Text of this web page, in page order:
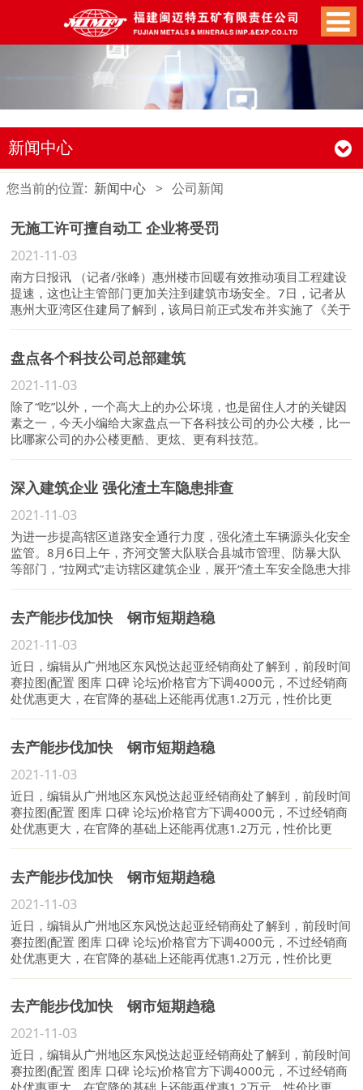
新闻中心
您当前的位置: 新闻中心 > 公司新闻
无施工许可擅自动工 企业将受罚
2021-11-03
南方日报讯 （记者/张峰）惠州楼市回暖有效推动项目工程建设
提速，这也让主管部门更加关注到建筑市场安全。7日，记者从
惠州大亚湾区住建局了解到，该局日前正式发布并实施了《关于
盘点各个科技公司总部建筑
2021-11-03
除了“吃”以外，一个高大上的办公坏境，也是留住人才的关键因
素之一，今天小编给大家盘点一下各科技公司的办公大楼，比一
比哪家公司的办公楼更酷、更炫、更有科技范。
深入建筑企业 强化渣土车隐患排查
2021-11-03
为进一步提高辖区道路安全通行力度，强化渣土车辆源头化安全
监管。8月6日上午，齐河交警大队联合县城市管理、防暴大队
等部门，“拉网式”走访辖区建筑企业，展开“渣土车安全隐患大排
去产能步伐加快 钢市短期趋稳
2021-11-03
近日，编辑从广州地区东风悦达起亚经销商处了解到，前段时间
赛拉图(配置 图库 口碑 论坛)价格官方下调4000元，不过经销商
处优惠更大，在官降的基础上还能再优惠1.2万元，性价比更
去产能步伐加快 钢市短期趋稳
2021-11-03
近日，编辑从广州地区东风悦达起亚经销商处了解到，前段时间
赛拉图(配置 图库 口碑 论坛)价格官方下调4000元，不过经销商
处优惠更大，在官降的基础上还能再优惠1.2万元，性价比更
去产能步伐加快 钢市短期趋稳
2021-11-03
近日，编辑从广州地区东风悦达起亚经销商处了解到，前段时间
赛拉图(配置 图库 口碑 论坛)价格官方下调4000元，不过经销商
处优惠更大，在官降的基础上还能再优惠1.2万元，性价比更
去产能步伐加快 钢市短期趋稳
2021-11-03
近日，编辑从广州地区东风悦达起亚经销商处了解到，前段时间
赛拉图(配置 图库 口碑 论坛)价格官方下调4000元，不过经销商